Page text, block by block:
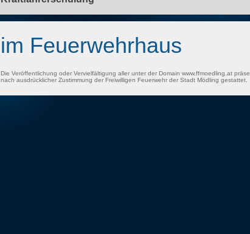
im Feuerwehrhaus
Die Veröffentlichung oder Vervielfältigung aller unter der Domain www.ffmoedling.at
nach ausdrücklicher Zustimmung der Freiwilligen Feuerwehr der Stadt Mödling gestattet.